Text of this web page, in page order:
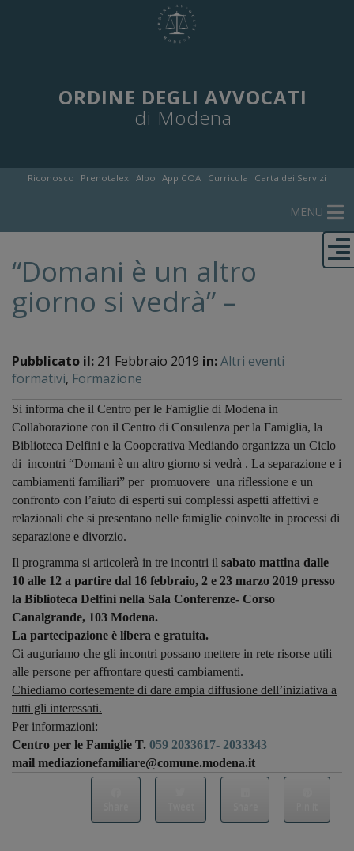
ORDINE DEGLI AVVOCATI
di Modena
Riconosco Prenotalex Albo App COA Curricula Carta dei Servizi
MENU
“Domani è un altro
giorno si vedrà” –
Pubblicato il: 21 Febbraio 2019 in:Altri eventi
formativi, Formazione
Si informa che il Centro per le Famiglie di Modena in
Collaborazione con il Centro di Consulenza per la Famiglia, la
Biblioteca Delfini e la Cooperativa Mediando organizza un Ciclo
di incontri “Domani è un altro giorno si vedrà . La separazione e i
cambiamenti familiari” per promuovere una riflessione e un
confronto con l’aiuto di esperti sui complessi aspetti affettivi e
relazionali che si presentano nelle famiglie coinvolte in processi di
separazione e divorzio.
Il programma si articolerà in tre incontri il sabato mattina dalle
10 alle 12 a partire dal 16 febbraio, 2 e 23 marzo 2019 presso
la Biblioteca Delfini nella Sala Conferenze- Corso
Canalgrande, 103 Modena.
La partecipazione è libera e gratuita.
Ci auguriamo che gli incontri possano mettere in rete risorse utili
alle persone per affrontare questi cambiamenti.
Chiediamo cortesemente di dare ampia diffusione dell’iniziativa a
tutti gli interessati.
Per informazioni:
Centro per le Famiglie T. 059 2033617- 2033343
mail mediazionefamiliare@comune.modena.it